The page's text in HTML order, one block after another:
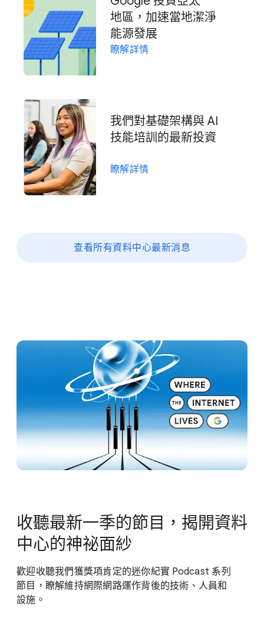
地區，​加速​當地​潔淨​
能源​發展
瞭解​詳情
我們​對​基礎​架構​與 AI
技​能​培訓​的​最​新​投資
瞭解​詳情
查​看​所有​資料​中心​最​新​消息
收聽​最​新​一季​的​節目，​揭開​資料​
中心​的​神祕面​紗
歡迎​收聽​我們​獲獎​項​肯定​的​迷你​紀實 Podcast 系列​
節目，​瞭解​維持​網際​網路​運作​背後​的​技術、​人員​和​
設施。